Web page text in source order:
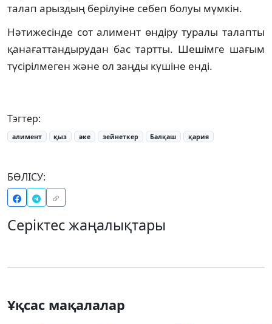
талап арыздың берілуіне себеп болуы мүмкін.
Нәтижесінде сот алимент өндіру туралы талапты
қанағаттандырудан бас тартты. Шешімге шағым
түсірілмеген және ол заңды күшіне енді.
Тэгтер:
алимент қыз әке зейнеткер Балқаш қария
БӨЛІСУ:
Серіктес жаңалықтары
Ұқсас мақалалар